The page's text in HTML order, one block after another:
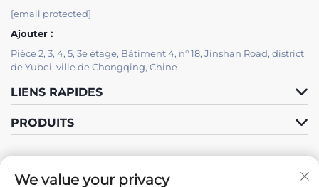
[email protected]
Ajouter :
Pièce 2, 3, 4, 5, 3e étage, Bâtiment 4, n° 18, Jinshan Road, district
de Yubei, ville de Chongqing, Chine
LIENS RAPIDES
PRODUITS
We value your privacy